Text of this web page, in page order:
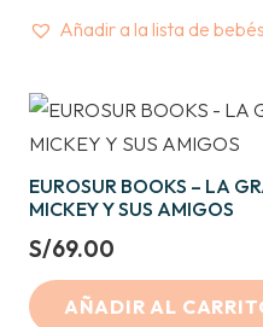
Añadir a la lista de bebés
EUROSUR BOOKS – LA
MICKEY Y SUS AMIGOS
S/69.00
AÑADIR AL